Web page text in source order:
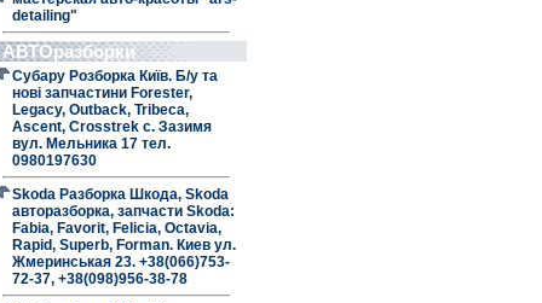
detailing"
АВТОразборки
Субару Розборка Київ. Б/у та
нові запчастини Forester,
Legacy, Outback, Tribeca,
Ascent, Crosstrek с. Зазимя
вул. Мельника 17 тел.
0980197630
Skoda Разборка Шкода, Skoda
авторазборка, запчасти Skoda:
Fabia, Favorit, Felicia, Octavia,
Rapid, Superb, Forman. Киев ул.
Жмеринськая 23. +38(066)753-
72-37, +38(098)956-38-78